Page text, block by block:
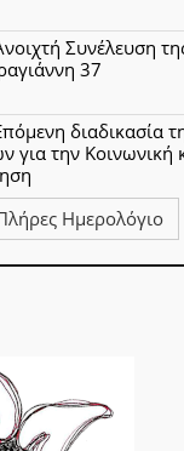
Συνέλευση
37
διαδικασία
για την Κοινωνική
Ημερολόγιο